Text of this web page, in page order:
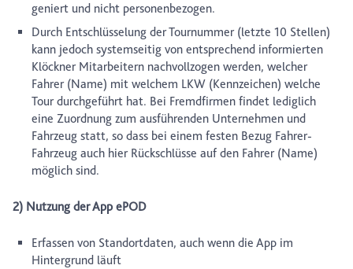
geniert und nicht personenbezogen.
Durch Entschlüsselung der Tournummer (letzte 10 Stellen)
kann jedoch systemseitig von entsprechend informierten
Klöckner Mitarbeitern nachvollzogen werden, welcher
Fahrer (Name) mit welchem LKW (Kennzeichen) welche
Tour durchgeführt hat. Bei Fremdfirmen findet lediglich
eine Zuordnung zum ausführenden Unternehmen und
Fahrzeug statt, so dass bei einem festen Bezug Fahrer-
Fahrzeug auch hier Rückschlüsse auf den Fahrer (Name)
möglich sind.
2) Nutzung der App ePOD
Erfassen von Standortdaten, auch wenn die App im
Hintergrund läuft